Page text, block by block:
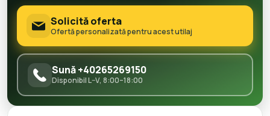
Solicită oferta
Ofertă personalizată pentru acest utilaj
Sună +40265269150
Disponibil L–V, 8:00–18:00